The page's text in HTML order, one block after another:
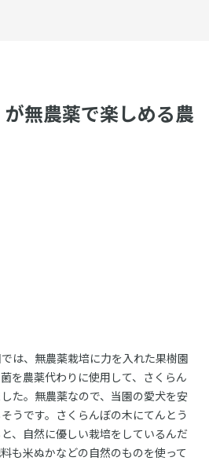
無農薬で楽しめる農
は、無農薬栽培に力を入れた果樹園
を農薬代わりに使用して、さくらん
た。無農薬なので、当園の愛犬を安
うです。さくらんぼの木にてんとう
、自然に優しい栽培をしているんだ
も米ぬかなどの自然のものを使って